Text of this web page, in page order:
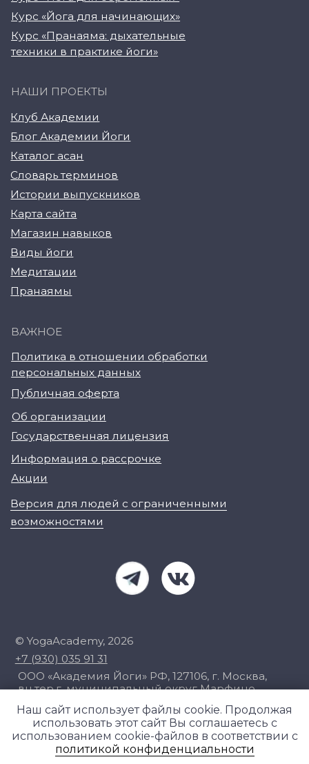
Наш сайт использует файлы cookie. Продолжая
использовать этот сайт Вы соглашаетесь с
использованием cookie-файлов в соответствии с
политикой конфиденциальности